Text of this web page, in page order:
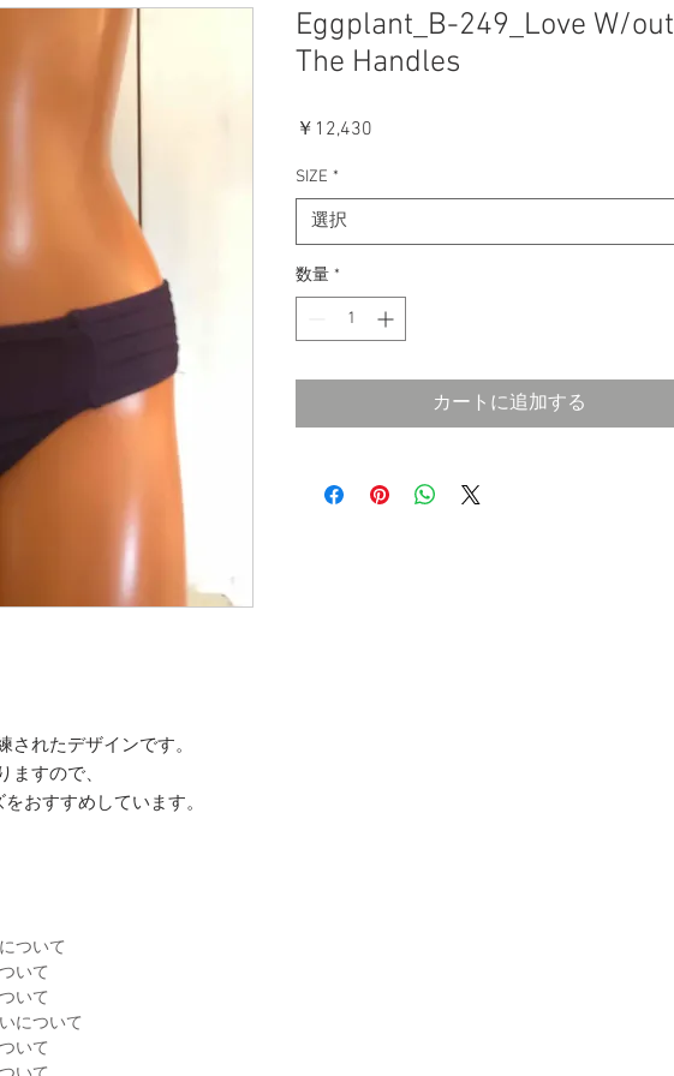
れたデザインです。
すので、
おすすめしています。
Eggplant_B-249_Love W/out
The Handles
￥12,430
SIZE *
選択
数量 *
カートに追加する
ついて
いて
いて
について
いて